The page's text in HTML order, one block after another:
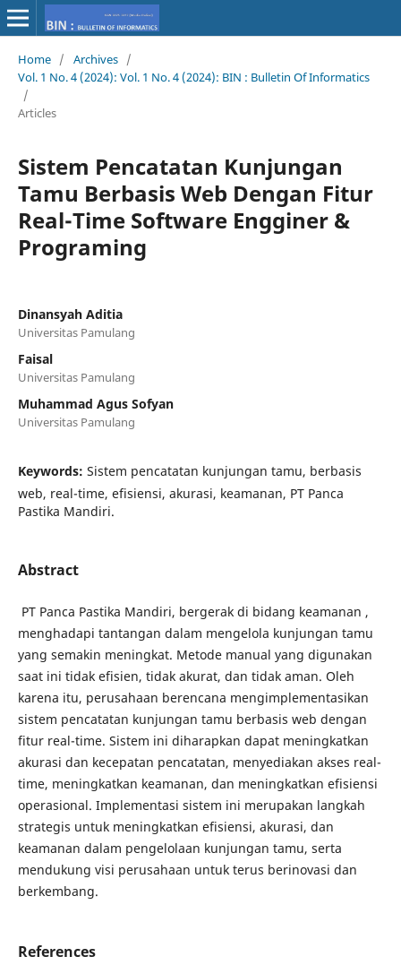
Home / Archives /
Vol. 1 No. 4 (2024): Vol. 1 No. 4 (2024): BIN : Bulletin Of Informatics
/
Articles
Sistem Pencatatan Kunjungan
Tamu Berbasis Web Dengan Fitur
Real-Time Software Engginer &
Programing
Dinansyah Aditia
Universitas Pamulang
Faisal
Universitas Pamulang
Muhammad Agus Sofyan
Universitas Pamulang
Keywords: Sistem pencatatan kunjungan tamu, berbasis
web, real-time, efisiensi, akurasi, keamanan, PT Panca
Pastika Mandiri.
Abstract
PT Panca Pastika Mandiri, bergerak di bidang keamanan ,
menghadapi tantangan dalam mengelola kunjungan tamu
yang semakin meningkat. Metode manual yang digunakan
saat ini tidak efisien, tidak akurat, dan tidak aman. Oleh
karena itu, perusahaan berencana mengimplementasikan
sistem pencatatan kunjungan tamu berbasis web dengan
fitur real-time. Sistem ini diharapkan dapat meningkatkan
akurasi dan kecepatan pencatatan, menyediakan akses real-
time, meningkatkan keamanan, dan meningkatkan efisiensi
operasional. Implementasi sistem ini merupakan langkah
strategis untuk meningkatkan efisiensi, akurasi, dan
keamanan dalam pengelolaan kunjungan tamu, serta
mendukung visi perusahaan untuk terus berinovasi dan
berkembang.
References